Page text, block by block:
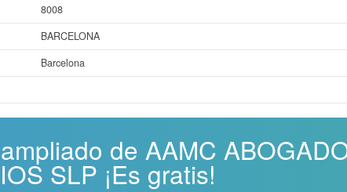
8008
BARCELONA
Barcelona
de AAMC
SLP ¡Es gratis!